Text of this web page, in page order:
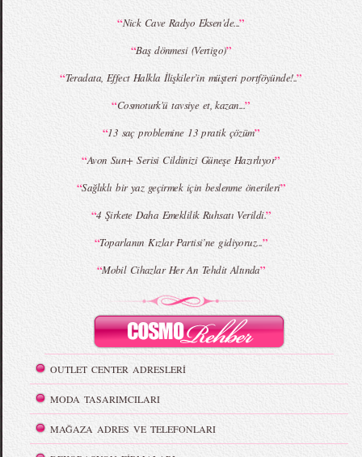
MBFWI - Giray Sepin 2015 Yaz Koleksiyonu MBFWI - Burçe Bekrek 2015 Yaz Koleksiyonu
“Nick Cave Radyo Eksen'de...”
“Baş dönmesi (Vertigo)”
“Teradata, Effect Halkla İlişkiler’in müşteri portföyünde!..”
“Cosmoturk'ü tavsiye et, kazan...”
“13 saç problemine 13 pratik çözüm”
“Avon Sun+ Serisi Cildinizi Güneşe Hazırlıyor”
“Sağlıklı bir yaz geçirmek için beslenme önerileri”
“4 Şirkete Daha Emeklilik Ruhsatı Verildi.”
“Toparlanın Kızlar Partisi’ne gidiyoruz...”
“Mobil Cihazlar Her An Tehdit Altında”
OUTLET CENTER ADRESLERİ
MODA TASARIMCILARI
MAĞAZA ADRES VE TELEFONLARI